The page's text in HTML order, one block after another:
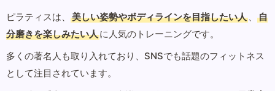
ピラティスは、 美しい姿勢やボディラインを目指したい人 、
自
分磨きを楽しみたい人に人気のトレーニングです。
多くの著名人も取り入れており、SNSでも話題のフィットネス
として注目されています。